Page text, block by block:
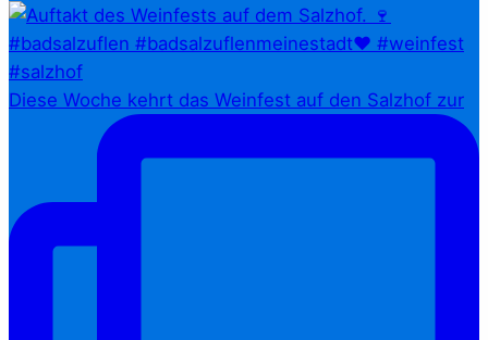
Diese Woche kehrt das Weinfest auf den Salzhof zur